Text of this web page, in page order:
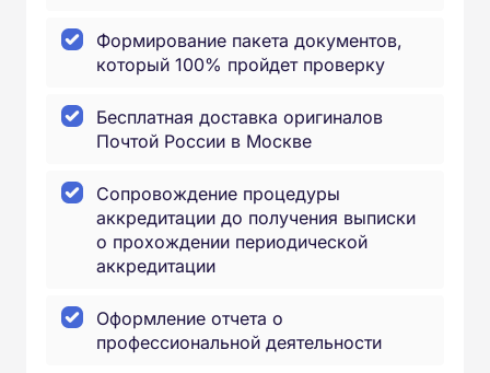
Формирование пакета документов,
который 100% пройдет проверку
Бесплатная доставка оригиналов
Почтой России в Москве
Сопровождение процедуры
аккредитации до получения выписки
о прохождении периодической
аккредитации
Оформление отчета о
профессиональной деятельности